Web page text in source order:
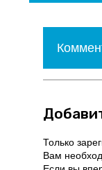
Только
Вам